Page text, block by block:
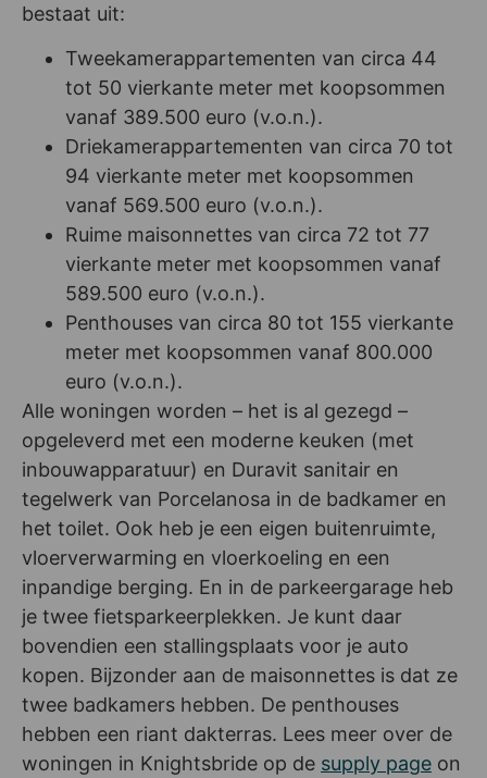
bestaat uit:
Tweekamerappartementen van circa 44
tot 50 vierkante meter met koopsommen
vanaf 389.500 euro (v.o.n.).
Driekamerappartementen van circa 70 tot
94 vierkante meter met koopsommen
vanaf 569.500 euro (v.o.n.).
Ruime maisonnettes van circa 72 tot 77
vierkante meter met koopsommen vanaf
589.500 euro (v.o.n.).
Penthouses van circa 80 tot 155 vierkante
meter met koopsommen vanaf 800.000
euro (v.o.n.).
Alle woningen worden – het is al gezegd –
opgeleverd met een moderne keuken (met
inbouwapparatuur) en Duravit sanitair en
tegelwerk van Porcelanosa in de badkamer en
het toilet. Ook heb je een eigen buitenruimte,
vloerverwarming en vloerkoeling en een
inpandige berging. En in de parkeergarage heb
je twee fietsparkeerplekken. Je kunt daar
bovendien een stallingsplaats voor je auto
kopen. Bijzonder aan de maisonnettes is dat ze
twee badkamers hebben. De penthouses
hebben een riant dakterras. Lees meer over de
woningen in Knightsbride op de supply page on